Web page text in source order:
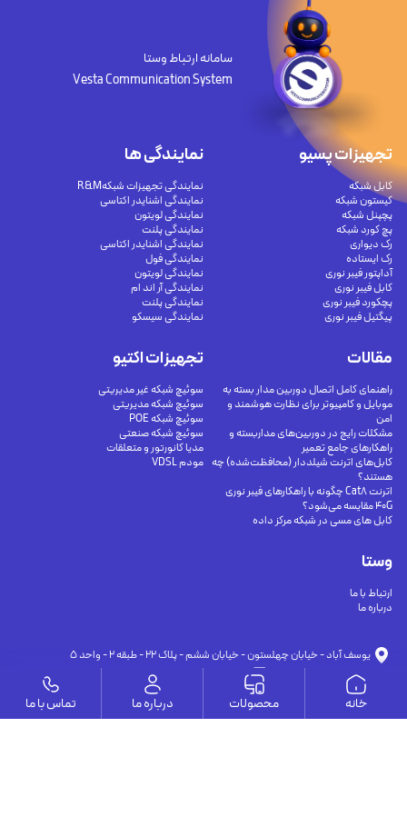
سامانه ارتباط وستا
Vesta Communication System
وستا
ارتباط با ما
درباره ما
تجهیزات پسیو
کابل شبکه
کیستون شبکه
پچپنل شبکه
پچ کورد شبکه
رک دیواری
رک ایستاده
آداپتور فیبر نوری
کابل فیبر نوری
پچکورد فیبر نوری
پیگتیل فیبر نوری
تجهیزات اکتیو
سوئیچ شبکه غیر مدیریتی
سوئیچ شبکه مدیریتی
سوئیچ شبکه POE
سوئیچ شبکه صنعتی
مدیا کانورتور و متعلقات
مودم VDSL
نمایندگی ها
نمایندگی تجهیزات شبکهR&M
نمایندگی اشنایدر اکتاسی
نمایندگی لویتون
نمایندگی پلنت
نمایندگی اشنایدر اکتاسی
نمایندگی فول
نمایندگی لویتون
نمایندگی آر اند ام
نمایندگی پلنت
نمایندگی سیسکو
مقالات
راهنمای کامل اتصال دوربین مدار بسته به
موبایل و کامپیوتر برای نظارت هوشمند و
امن
مشکلات رایج در دوربین‌های مداربسته و
راهکارهای جامع تعمیر
کابل‌های اترنت شیلددار (محافظت‌شده) چه
هستند؟
اترنت Cat8 چگونه با راهکارهای فیبر نوری
40G مقایسه می‌شود؟
کابل های مسی در شبکه مرکز داده
يوسف آباد - خيابان چهلستون - خيابان ششم - پلاك ٢٢ - طبقه ٢ - واحد ٥
info@vesta-com.com
09126394251
09191302116
خانه محصولات درباره ما تماس با ما